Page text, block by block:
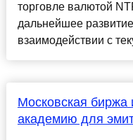
торговле валютой
дальнейшее
взаимодействии с
Московская биржа
академию для